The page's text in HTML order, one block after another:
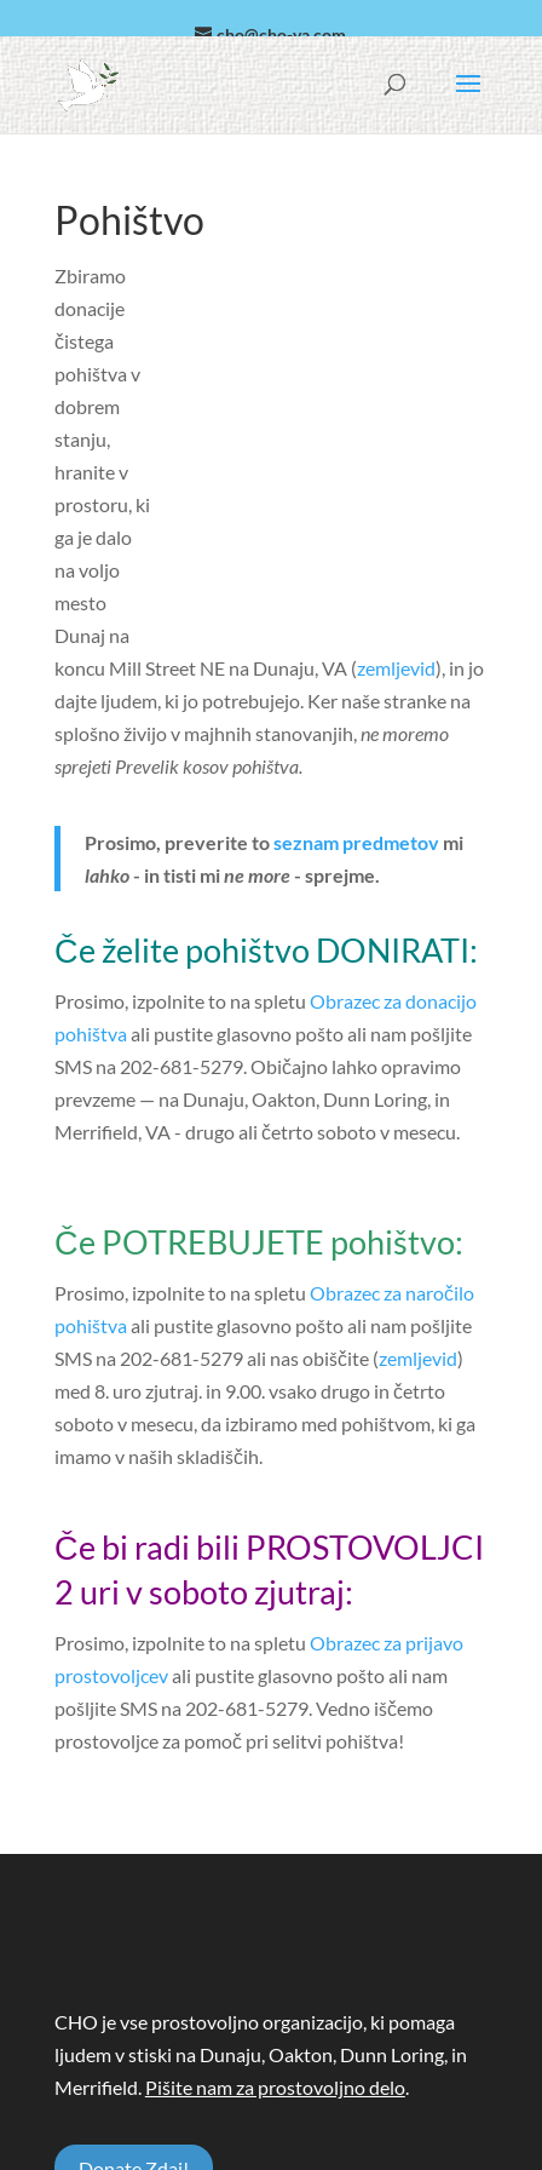
cho@cho-va.com
Arabski
español
Pohištvo
Zbiramo
donacije
čistega
pohištva v
dobrem
stanju,
hranite v
prostoru, ki
ga je dalo
na voljo
mesto
Dunaj na
koncu Mill Street NE na Dunaju, VA (zemljevid), in jo
dajte ljudem, ki jo potrebujejo. Ker naše stranke na
splošno živijo v majhnih stanovanjih,ne moremo
sprejeti Prevelik kosov pohištva.
Prosimo, preverite toseznam predmetovmi
lahko- in tisti mine more- sprejme.
Če želite pohištvo DONIRATI:
Prosimo, izpolnite to na spletu Obrazec za donacijo
pohištvaali pustite glasovno pošto ali nam pošljite
SMS na 202-681-5279. Običajno lahko opravimo
prevzeme — na Dunaju, Oakton, Dunn Loring, in
Merrifield, VA - drugo ali četrto soboto v mesecu.
Če POTREBUJETE pohištvo:
Prosimo, izpolnite to na spletu Obrazec za naročilo
pohištvaali pustite glasovno pošto ali nam pošljite
SMS na 202-681-5279 ali nas obiščite (zemljevid)
med 8. uro zjutraj. in 9.00. vsako drugo in četrto
soboto v mesecu, da izbiramo med pohištvom, ki ga
imamo v naših skladiščih.
Če bi radi bili PROSTOVOLJCI
2 uri v soboto zjutraj:
Prosimo, izpolnite to na spletu Obrazec za prijavo
prostovoljcevali pustite glasovno pošto ali nam
pošljite SMS na 202-681-5279. Vedno iščemo
prostovoljce za pomoč pri selitvi pohištva!
CHO je vse prostovoljno organizacijo, ki pomaga
ljudem v stiski na Dunaju, Oakton, Dunn Loring, in
Merrifield. Pišite nam za prostovoljno delo.